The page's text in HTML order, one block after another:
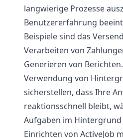
langwierige Prozesse
Benutzererfahrung
Beispiele sind das
Verarbeiten von
Generieren von
Verwendung von
sicherstellen, dass Ihre
reaktionsschnell bleibt,
Aufgaben im
Einrichten von ActiveJob